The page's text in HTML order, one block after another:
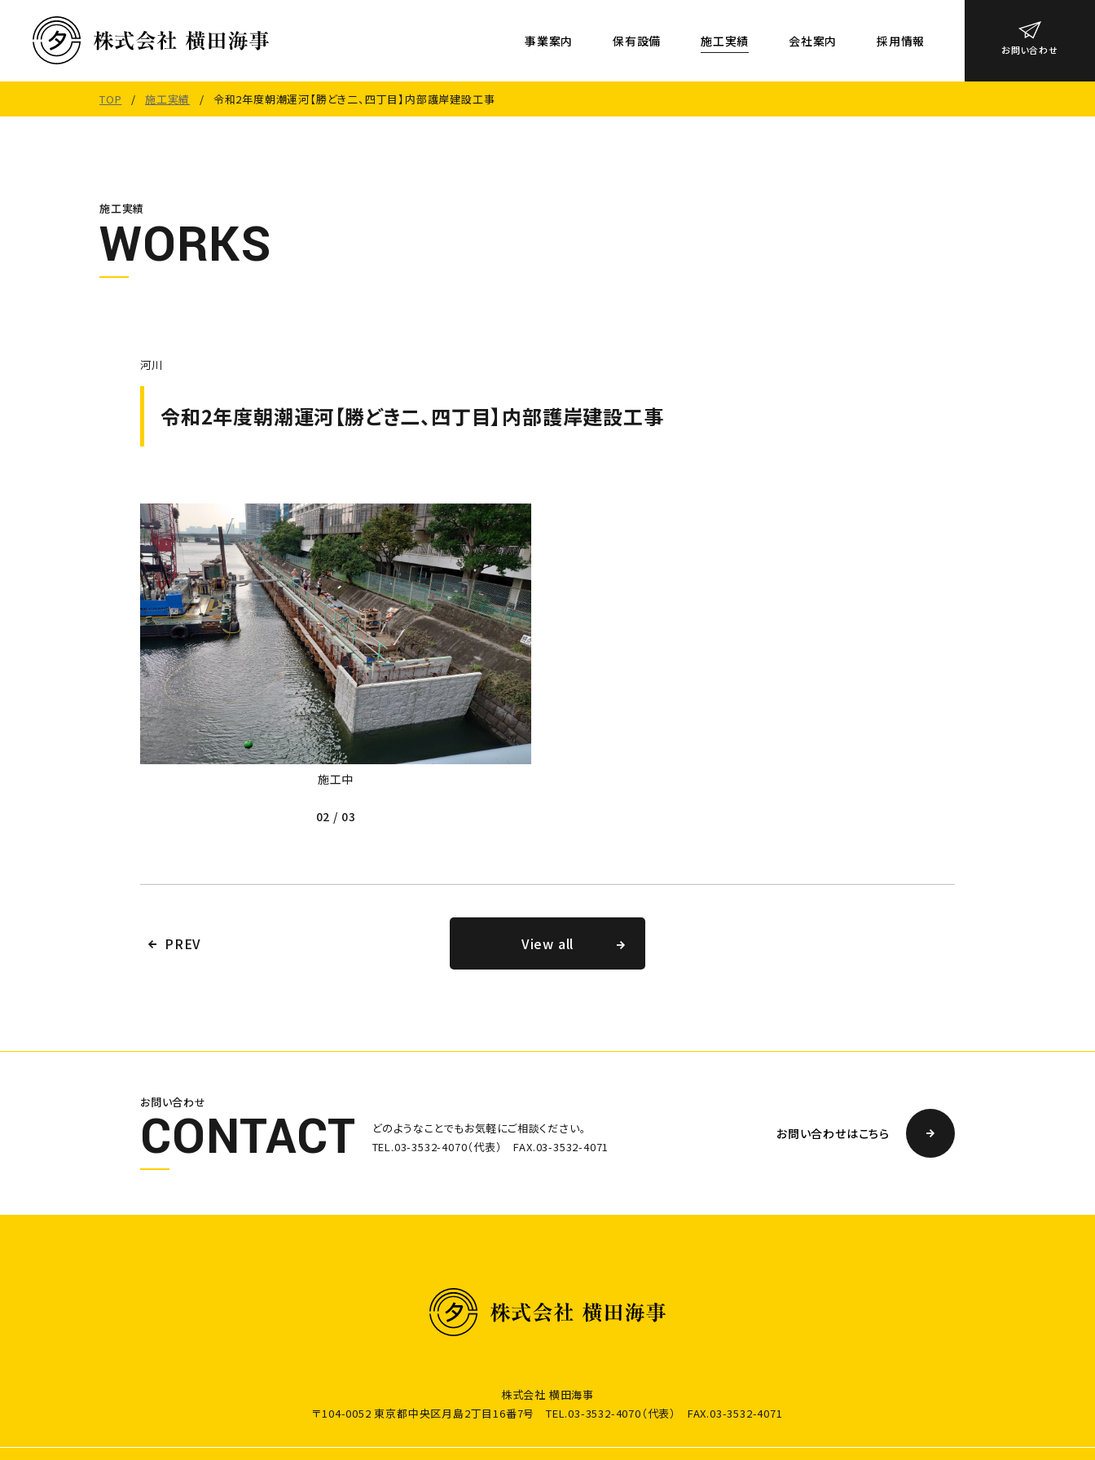
事業案内 保有設備 施工実績 会社案内 採用情報
お問い合わせ
TOP /施工実績 / 令和2年度朝潮運河【勝どき二、四丁目】内部護岸建設工事
施工実績
WORKS
河川
令和2年度朝潮運河【勝どき二、四丁目】内部護岸建設工事
施工中
02 / 03
PREV View all
お問い合わせ
CONTACT
どのようなことでもお気軽にご相談ください。
TEL.03-3532-4070（代表） FAX.03-3532-4071
お問い合わせはこちら
株式会社 横田海事
〒104-0052 東京都中央区月島2丁目16番7号 TEL.03-3532-4070（代表） FAX.03-3532-4071